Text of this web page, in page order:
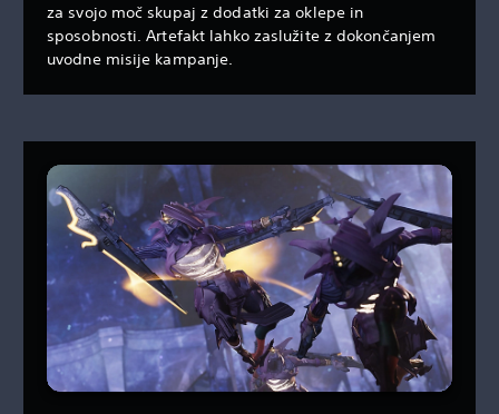
za svojo moč skupaj z dodatki za oklepe in
sposobnosti. Artefakt lahko zaslužite z dokončanjem
uvodne misije kampanje.